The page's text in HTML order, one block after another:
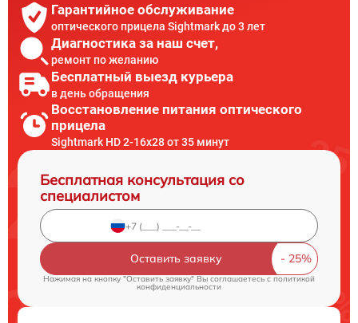
Гарантийное обслуживание
оптического прицела Sightmark до 3 лет
Диагностика за наш счет,
ремонт по желанию
Бесплатный выезд курьера
в день обращения
Восстановление питания оптического
прицела
Sightmark HD 2-16x28 от 35 минут
Бесплатная консультация со
специалистом
Оставить заявку
Нажимая на кнопку "Оставить заявку" Вы соглашаетесь cполитикой
конфиденциальности